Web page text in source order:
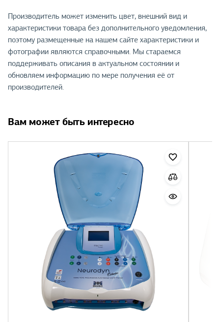
Производитель может изменить цвет, внешний вид и
характеристики товара без дополнительного уведомления,
поэтому размещенные на нашем сайте характеристики и
фотографии являются справочными. Мы стараемся
поддерживать описания в актуальном состоянии и
обновляем информацию по мере получения её от
производителей.
Вам может быть интересно